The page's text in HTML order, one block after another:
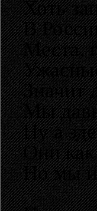
Хоть
В
Места,
Значит
Мы
Ну а
Они
Но мы